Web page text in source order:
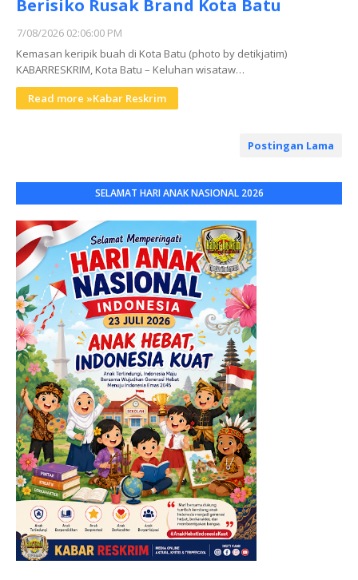
Berisiko Rusak Brand Kota Batu
7/08/2026 02:06:00 PM
Kemasan keripik buah di Kota Batu (photo by detikjatim)
KABARRESKRIM, Kota Batu – Keluhan wisataw…
Read more »Kabar Reskrim
Postingan Lama
SELAMAT HARI ANAK NASIONAL 2026